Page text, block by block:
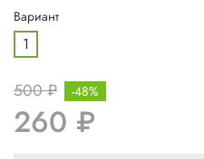
Вариант
1
500 ₽
260 ₽
-48%